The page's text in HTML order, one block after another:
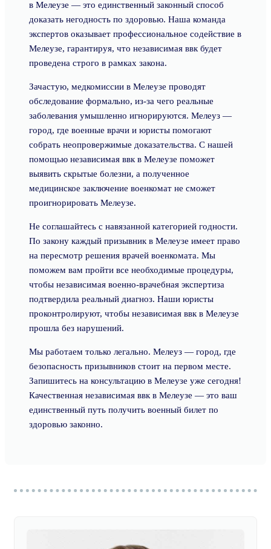
в Мелеузе — это единственный законный способ
доказать негодность по здоровью. Наша команда
экспертов оказывает профессиональное содействие в
Мелеузе, гарантируя, что независимая ввк будет
проведена строго в рамках закона.
Зачастую, медкомиссии в Мелеузе проводят
обследование формально, из-за чего реальные
заболевания умышленно игнорируются. Мелеуз —
город, где военные врачи и юристы помогают
собрать неопровержимые доказательства. С нашей
помощью независимая ввк в Мелеузе поможет
выявить скрытые болезни, а полученное
медицинское заключение военкомат не сможет
проигнорировать Мелеузе.
Не соглашайтесь с навязанной категорией годности.
По закону каждый призывник в Мелеузе имеет право
на пересмотр решения врачей военкомата. Мы
поможем вам пройти все необходимые процедуры,
чтобы независимая военно-врачебная экспертиза
подтвердила реальный диагноз. Наши юристы
проконтролируют, чтобы независимая ввк в Мелеузе
прошла без нарушений.
Мы работаем только легально. Мелеуз — город, где
безопасность призывников стоит на первом месте.
Запишитесь на консультацию в Мелеузе уже сегодня!
Качественная независимая ввк в Мелеузе — это ваш
единственный путь получить военный билет по
здоровью законно.